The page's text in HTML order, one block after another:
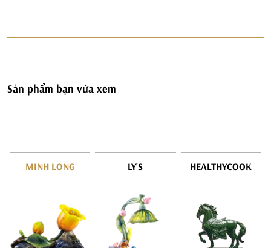
Sản phẩm bạn vừa xem
MINH LONG LY'S HEALTHYCOOK